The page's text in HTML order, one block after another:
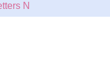
N